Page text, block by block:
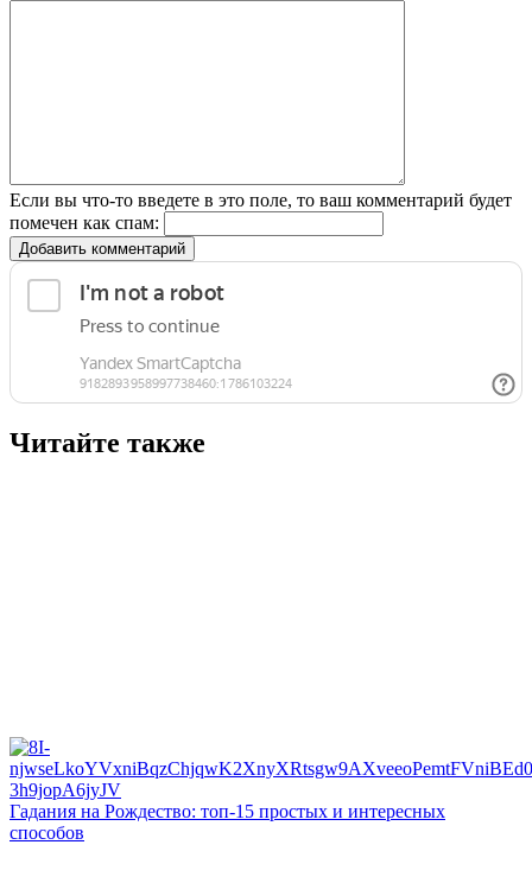
Если вы что-то введете в это поле, то ваш комментарий будет
помечен как спам:
Добавить комментарий
Читайте также
Гадания на Рождество: топ-15 простых и интересных
способов